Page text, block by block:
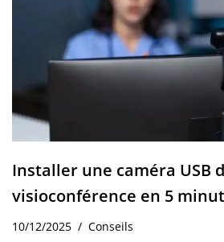
Installer une caméra USB
visioconférence en 5
10/12/2025 Conseils